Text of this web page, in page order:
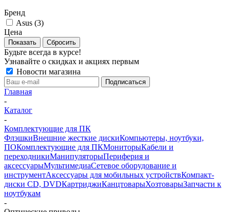
Бренд
Asus (3)
Цена
Сбросить
Будьте всегда в курсе!
Узнавайте о скидках и акциях первым
Новости магазина
Главная
-
Каталог
-
Комплектующие для ПК
ФлэшкиВнешние жесткие дискиКомпьютеры, ноутбуки,
ПОКомплектующие для ПКМониторыКабели и
переходникиМанипуляторыПериферия и
аксессуарыМультимедиаСетевое оборудование и
инструментАксессуары для мобильных устройствКомпакт-
диски CD, DVDКартриджиКанцтоварыХозтоварыЗапчасти к
ноутбукам
-